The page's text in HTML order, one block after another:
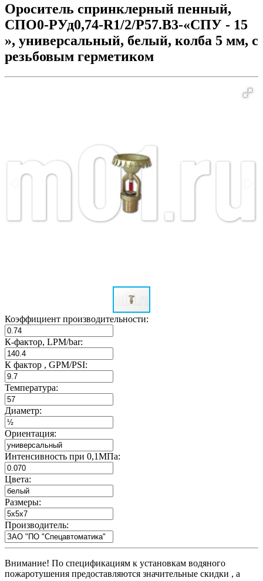
Ороситель спринклерный пенный,
CПO0-PУд0,74-R1/2/P57.B3-«СПУ - 15
», универсальный, белый, колба 5 мм, с
резьбовым герметиком
Коэффициент производительности:
К-фактор, LPM/bar:
К фактор , GPM/PSI:
Температура:
Диаметр:
Ориентация:
Интенсивность при 0,1МПа:
Цвета:
Размеры:
Производитель:
Внимание! По спецификациям к установкам водяного
пожаротушения предоставляются значительные скидки , а